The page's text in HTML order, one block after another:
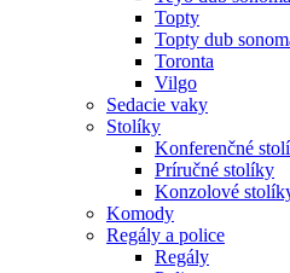
Topty
Topty dub
Toronta
Vilgo
Sedacie vaky
Stolíky
Konferenčné
Príručné stolíky
Konzolové
Komody
Regály a police
Regály